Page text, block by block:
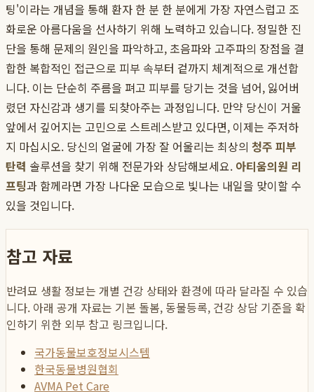
팅'이라는 개념을 통해 환자 한 분 한 분에게 가장 자연스럽고 조
화로운 아름다움을 선사하기 위해 노력하고 있습니다. 정밀한 진
단을 통해 문제의 원인을 파악하고, 초음파와 고주파의 장점을 결
합한 복합적인 접근으로 피부 속부터 겉까지 체계적으로 개선합
니다. 이는 단순히 주름을 펴고 피부를 당기는 것을 넘어, 잃어버
렸던 자신감과 생기를 되찾아주는 과정입니다. 만약 당신이 거울
앞에서 깊어지는 고민으로 스트레스받고 있다면, 이제는 주저하
지 마십시오. 당신의 얼굴에 가장 잘 어울리는 최상의 청주 피부
탄력 솔루션을 찾기 위해 전문가와 상담해보세요. 아티움의원 리
프팅과 함께라면 가장 나다운 모습으로 빛나는 내일을 맞이할 수
있을 것입니다.
참고 자료
반려묘 생활 정보는 개별 건강 상태와 환경에 따라 달라질 수 있습
니다. 아래 공개 자료는 기본 돌봄, 동물등록, 건강 상담 기준을 확
인하기 위한 외부 참고 링크입니다.
국가동물보호정보시스템
한국동물병원협회
AVMA Pet Care